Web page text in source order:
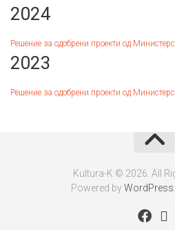
2024
Решение за одобрени проекти од
2023
Решение за одобрени проекти од
Kultura-K © 2026. All
Powered byWordPress